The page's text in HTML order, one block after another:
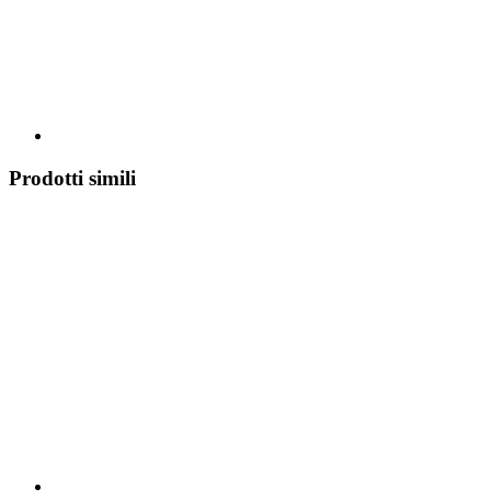
Prodotti simili